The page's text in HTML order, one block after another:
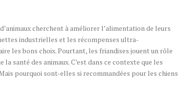
cherchent à améliorer l’alimentation de leurs
industrielles et les récompenses ultra-
les bons choix. Pourtant, les friandises jouent un rôle
santé des animaux. C’est dans ce contexte que les
pourquoi sont-elles si recommandées pour les chiens